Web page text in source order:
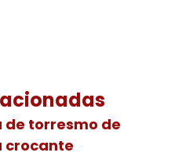
de torresmo de
crocante